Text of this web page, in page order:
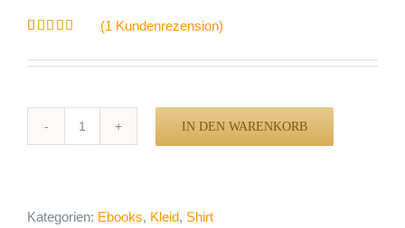
mit5.00
(1 Kundenrezension)
/
IN DEN WARENKORB
Kategorien: Ebooks, Kleid, Shirt